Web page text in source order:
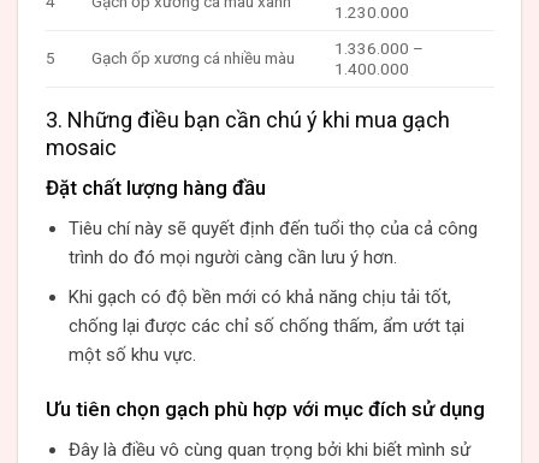
1.230.000
5 Gạch ốp xương cá nhiều màu
1.336.000 –
1.400.000
3. Những điều bạn cần chú ý khi mua gạch
mosaic
Đặt chất lượng hàng đầu
Tiêu chí này sẽ quyết định đến tuổi thọ của cả công
trình do đó mọi người càng cần lưu ý hơn.
Khi gạch có độ bền mới có khả năng chịu tải tốt,
chống lại được các chỉ số chống thấm, ẩm ướt tại
một số khu vực.
Ưu tiên chọn gạch phù hợp với mục đích sử dụng
Đây là điều vô cùng quan trọng bởi khi biết mình sử